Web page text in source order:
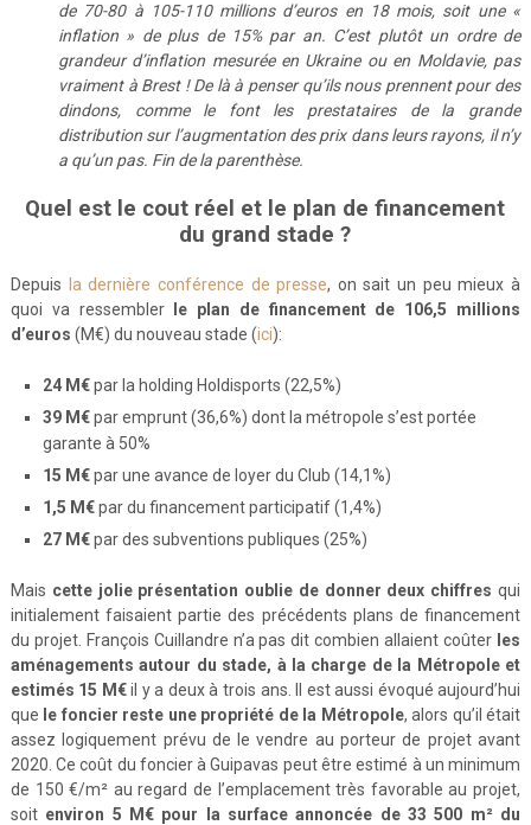
de 70-80 à 105-110 millions d’euros en 18 mois, soit une «
inflation » de plus de 15% par an. C’est plutôt un ordre de
grandeur d’inflation mesurée en Ukraine ou en Moldavie, pas
vraiment à Brest ! De là à penser qu’ils nous prennent pour des
dindons, comme le font les prestataires de la grande
distribution sur l’augmentation des prix dans leurs rayons, il n’y
a qu’un pas. Fin de la parenthèse.
Quel est le cout réel et le plan de financement
du grand stade ?
Depuis la dernière conférence de presse, on sait un peu mieux à
quoi va ressembler
le plan de financement de 106,5 millions
d’euros (M€) du nouveau stade (ici):
24 M€par la holding Holdisports (22,5%)
39 M€par emprunt (36,6%) dont la métropole s’est portée
garante à 50%
15 M€par une avance de loyer du Club (14,1%)
1,5 M€par du financement participatif (1,4%)
27 M€par des subventions publiques (25%)
Mais cette jolie présentation oublie de donner deux chiffres qui
initialement faisaient partie des précédents plans de financement
du projet. François Cuillandre n’a pas dit combien allaient coûter les
aménagements autour du stade, à la charge de la Métropole et
estimés 15 M€il y a deux à trois ans. Il est aussi évoqué aujourd’hui
que le foncier reste une propriété de la Métropole, alors qu’il était
assez logiquement prévu de le vendre au porteur de projet avant
2020. Ce coût du foncier à Guipavas peut être estimé à un minimum
de 150 €/m² au regard de l’emplacement très favorable au projet,
soit environ 5 M€ pour la surface annoncée de 33 500 m² du